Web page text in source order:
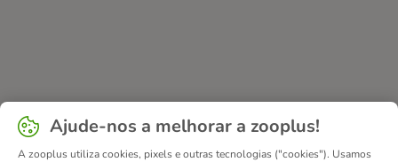
Ajude-nos a melhorar a zooplus!
A zooplus utiliza cookies, pixels e outras tecnologias ("cookies"). Usamos